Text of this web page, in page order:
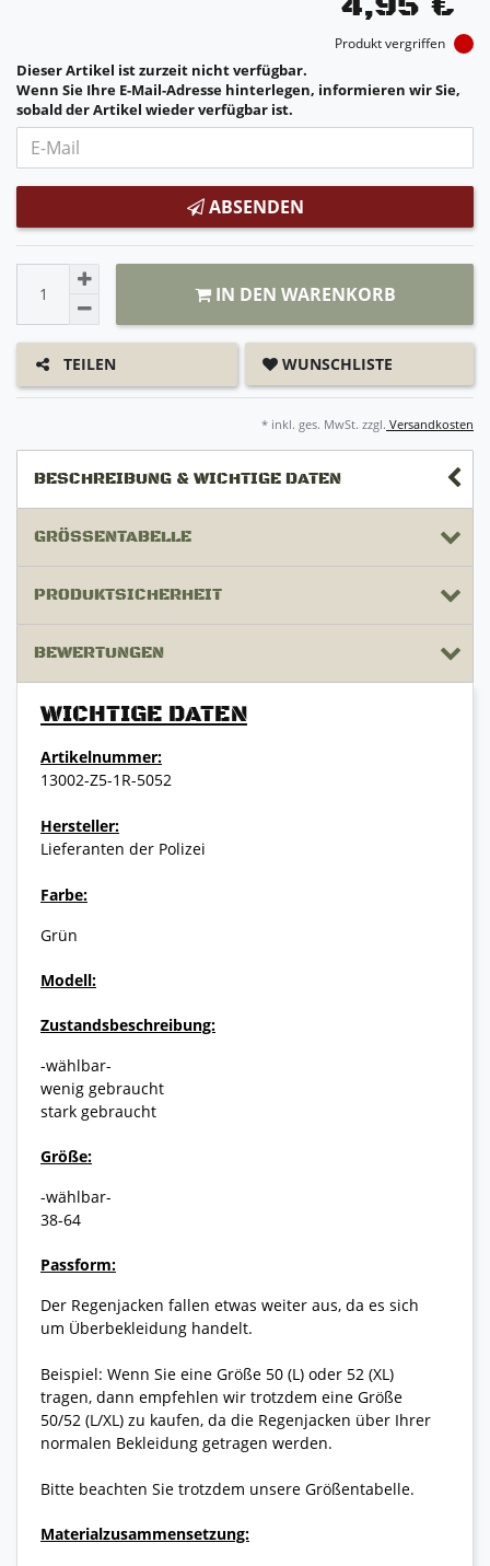
Produkt vergriffen
Dieser Artikel ist zurzeit nicht verfügbar.
Wenn Sie Ihre E-Mail-Adresse hinterlegen, informieren wir Sie,
sobald der Artikel wieder verfügbar ist.
ABSENDEN
IN DEN WARENKORB
TEILEN WUNSCHLISTE
* inkl. ges. MwSt. zzgl. Versandkosten
BESCHREIBUNG & WICHTIGE DATEN
GRÖSSENTABELLE
PRODUKTSICHERHEIT
BEWERTUNGEN
WICHTIGE DATEN
Artikelnummer:
13002-Z5-1R-5052
Hersteller:
Lieferanten der Polizei
Farbe:
Grün
Modell:
Zustandsbeschreibung:
-wählbar-
wenig gebraucht
stark gebraucht
Größe:
-wählbar-
38-64
Passform:
Der Regenjacken fallen etwas weiter aus, da es sich
um Überbekleidung handelt.
Beispiel: Wenn Sie eine Größe 50 (L) oder 52 (XL)
tragen, dann empfehlen wir trotzdem eine Größe
50/52 (L/XL) zu kaufen, da die Regenjacken über Ihrer
normalen Bekleidung getragen werden.
Bitte beachten Sie trotzdem unsere Größentabelle.
Materialzusammensetzung: